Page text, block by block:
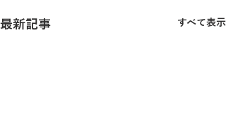
最新記事 すべて表示